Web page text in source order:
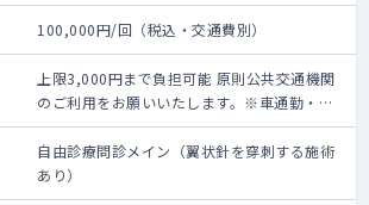
100,000円/回（税込・交通費別）
上限3,000円まで負担可能 原則公共交通機関
のご利用をお願いいたします。※車通勤・タ
クシー利用要相談
自由診療問診メイン（翼状針を穿刺する施術
あり）